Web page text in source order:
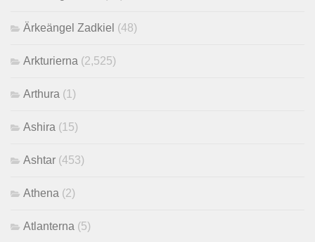
Ärkeängel Zadkiel (48)
Arkturierna (2,525)
Arthura (1)
Ashira (15)
Ashtar (453)
Athena (2)
Atlanterna (5)